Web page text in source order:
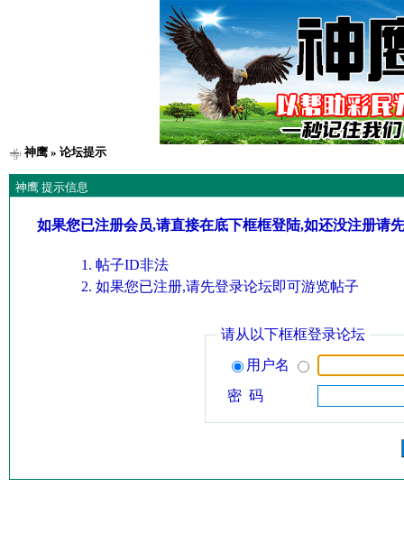
神鹰» 论坛提示
神鹰 提示信息
如果您已注册会员,请直接在底下框框登陆,如还没注册请
帖子ID非法
如果您已注册,请先登录论坛即可游览帖子
请从以下框框登录论坛
用户名
密 码